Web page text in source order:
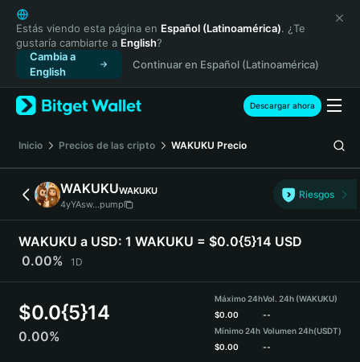
English
日本語
Tiếng Việt
Русский
Español (Latinoamérica)
Türkçe
Français
Deutsch
简体中文
繁體中文
Português (Portugal)
Bahasa Indonesia
ภาษาไทย
हिन्दी
Español
Português (Brasil)
Estás viendo esta página en Español (Latinoamérica). ¿Te
gustaría cambiarte a English?
Cambia a
English
Continuar en Español (Latinoamérica)
Descargar ahora
Inicio Precios de las cripto WAKUKU Precio
WAKUKUWAKUKU
4yYAsw...pump
Riesgos
WAKUKU a USD: 1 WAKUKU = $0.0{5}14 USD
0.00%
1D
$0.0{5}14
0.00%
Máximo 24h
$0.00
Mínimo 24h
$0.00
Vol. 24h (WAKUKU)
--
Volumen 24h(USDT)
--